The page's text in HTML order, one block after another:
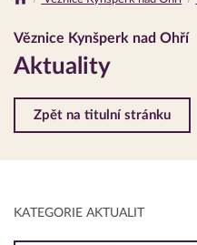
Drobečková
navigace
Věznice Kynšperk nad Ohří
Aktuality
Zpět na titulní stránku
KATEGORIE AKTUALIT